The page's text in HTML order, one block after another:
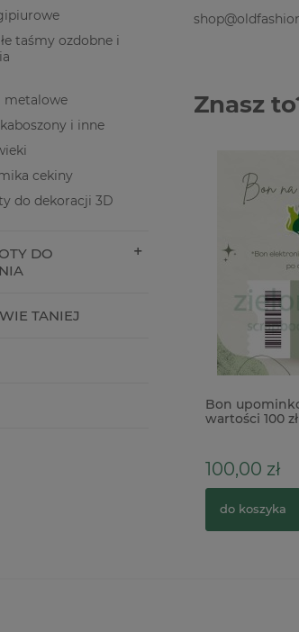
taśmy ozdobne i
metalowe
kaboszony i inne
cekiny
do dekoracji 3D
DO
TANIEJ
Znasz
decoupage Asket A4
na rowerze
Bon
wartości 100
100,00 zł
do koszyka